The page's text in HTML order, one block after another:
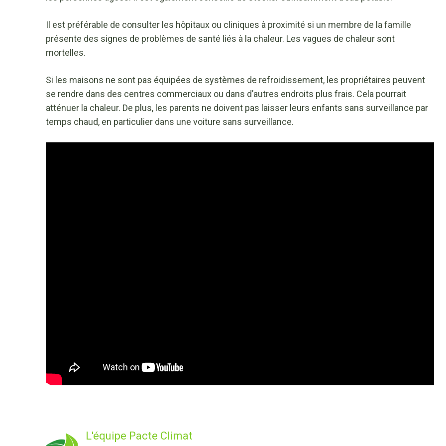
Il est préférable de consulter les hôpitaux ou cliniques à proximité si un membre de la famille
présente des signes de problèmes de santé liés à la chaleur. Les vagues de chaleur sont
mortelles.
Si les maisons ne sont pas équipées de systèmes de refroidissement, les propriétaires peuvent
se rendre dans des centres commerciaux ou dans d’autres endroits plus frais. Cela pourrait
atténuer la chaleur. De plus, les parents ne doivent pas laisser leurs enfants sans surveillance par
temps chaud, en particulier dans une voiture sans surveillance.
L'équipe Pacte Climat